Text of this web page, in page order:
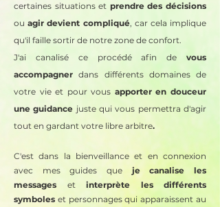
certaines situations et prendre des décisions
ouagir devient compliqué, car cela implique
qu'il faille sortir de notre zone de confort.
J'ai canalisé ce procédé afin de vous
accompagnerdans différents domaines de
votre vie et pour vous apporter en douceur
une guidance juste qui vous permettra d'agir
tout en gardant votre libre arbitre.
C'est dans la bienveillance et en connexion
avec mes guides que je canalise les
messages et interprète les différents
symboles et personnages qui apparaissent au